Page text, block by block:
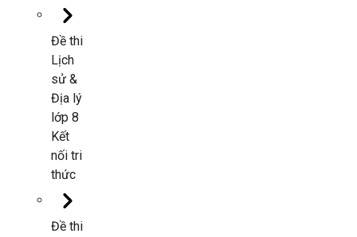
Đề thi
Lịch
sử &
Địa lý
lớp 8
Kết
nối tri
thức
Đề thi